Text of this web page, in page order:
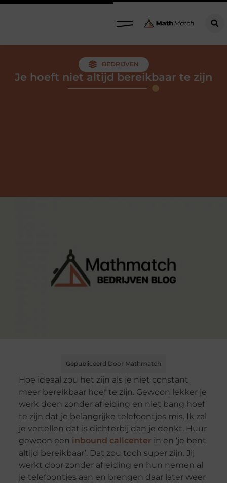
BEDRIJVEN
Je hoeft niet altijd bereikbaar te zijn
Gepubliceerd Door Mathmatch
Hoe ideaal zou het zijn als je niet constant
meer bereikbaar hoef te zijn. Gewoon lekker je
werk doen zonder afleiding en niet bang hoef
te zijn dat je belangrijke telefoontjes mis. Ik zal
je vertellen dat is dichterbij dan je denkt. Huur
gewoon een inbound callcenter in en ‘je bent
altijd bereikbaar’. Dat zou toch super zijn. Jij
werkt door zonder afleiding en hun nemen al
je telefoontjes aan en brengen daar later weer